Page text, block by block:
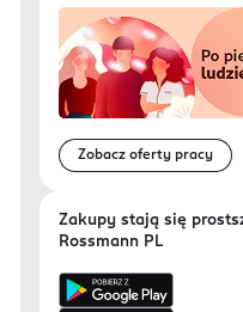
Zobacz oferty pracy
Zakupy stają się
Rossmann PL